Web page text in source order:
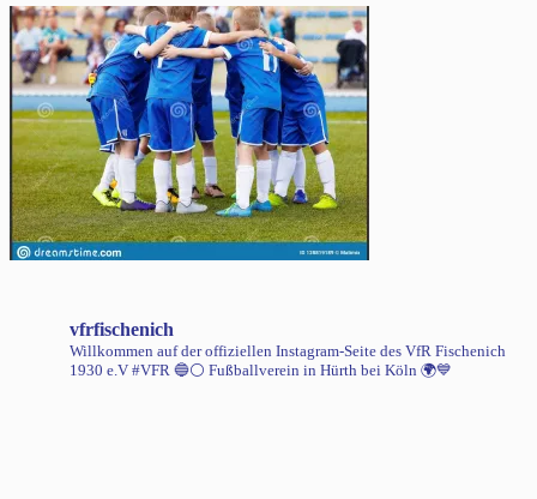
vfrfischenich
Willkommen auf der offiziellen Instagram-Seite des VfR Fischenich
1930 e.V #VFR 🔵⚪️ Fußballverein in Hürth bei Köln 🌍💙